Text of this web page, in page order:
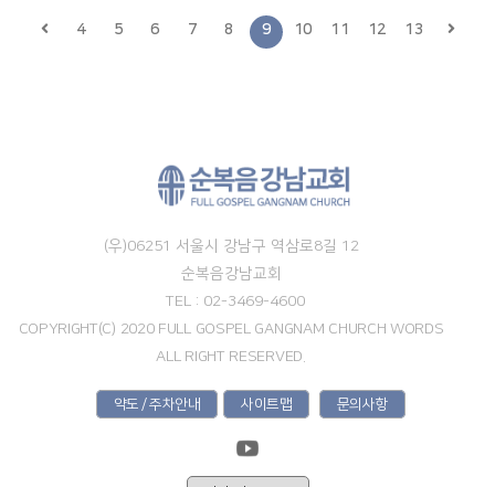
4 5 6 7 8 9 10 11 12 13
(우)06251 서울시 강남구 역삼로8길 12
순복음강남교회
TEL : 02-3469-4600
COPYRIGHT(C) 2020 FULL GOSPEL GANGNAM CHURCH WORDS
ALL RIGHT RESERVED.
약도 / 주차안내 사이트맵 문의사항